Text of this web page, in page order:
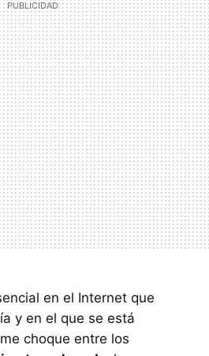
en el Internet que
y en el que se está
choque entre los